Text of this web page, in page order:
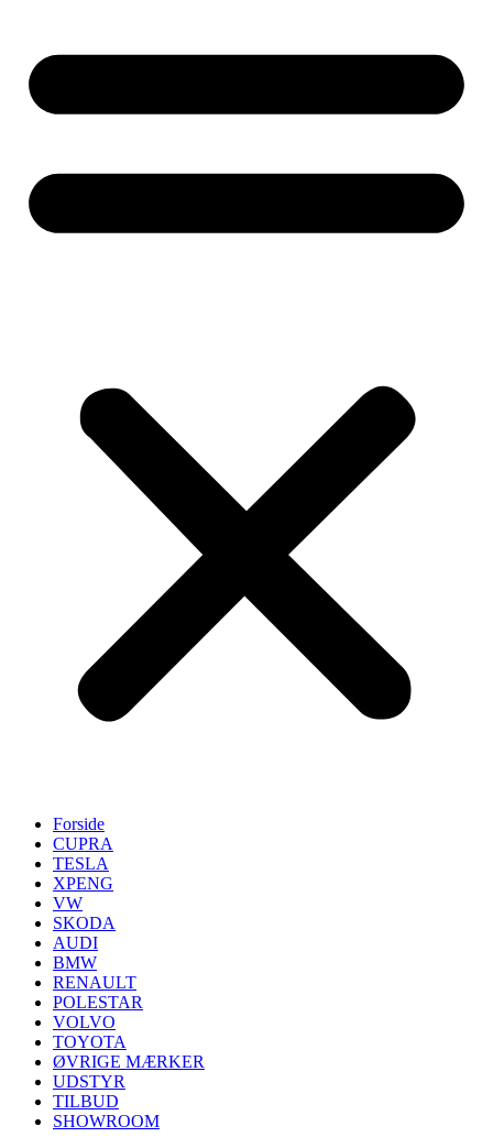
Forside
CUPRA
TESLA
XPENG
VW
SKODA
AUDI
BMW
RENAULT
POLESTAR
VOLVO
TOYOTA
ØVRIGE MÆRKER
UDSTYR
TILBUD
SHOWROOM